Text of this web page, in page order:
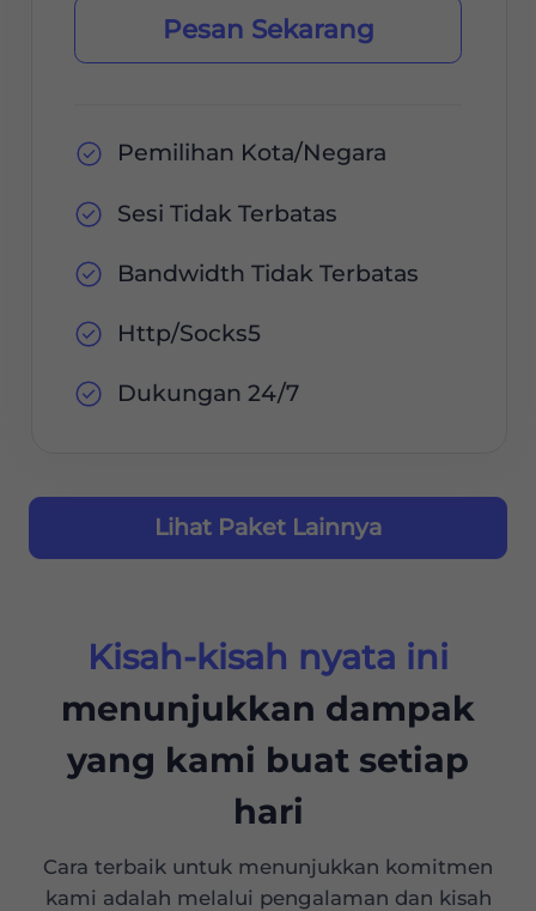
Pesan Sekarang
Pemilihan Kota/Negara
Sesi Tidak Terbatas
Bandwidth Tidak Terbatas
Http/Socks5
Dukungan 24/7
Lihat Paket Lainnya
Kisah-kisah nyata ini
menunjukkan dampak
yang kami buat setiap
hari
Cara terbaik untuk menunjukkan komitmen
kami adalah melalui pengalaman dan kisah